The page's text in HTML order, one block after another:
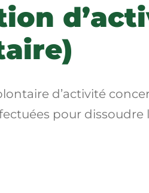
d’activité
pour dissoudre